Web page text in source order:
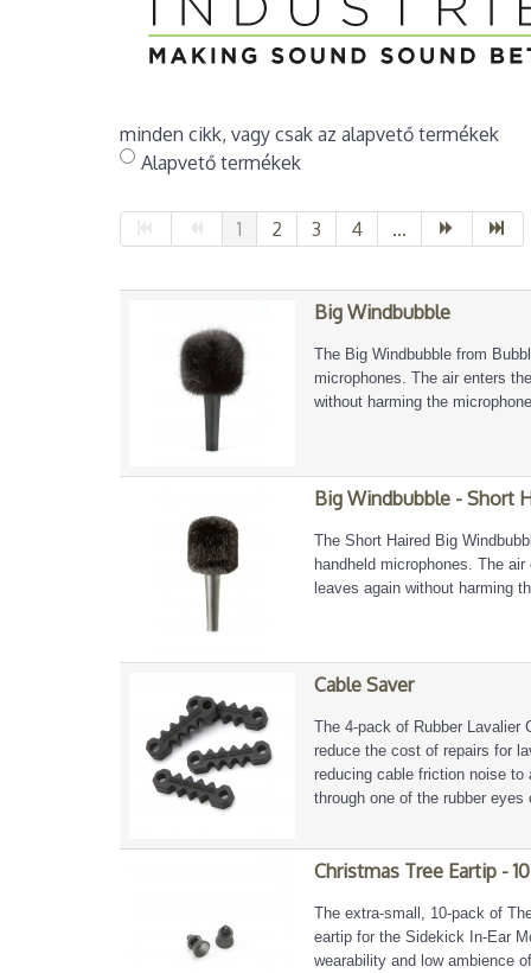
minden cikk, vagy csak az alapvető termékek
Alapvető termékek
1 2 3 4 ...
Big Windbubble
The Big Windbubble from
microphones. The air enters
without harming the
Big Windbubble - Short
The Short Haired Big
handheld microphones. The
leaves again without harming
Cable Saver
The 4-pack of Rubber Lavalier
reduce the cost of repairs for
reducing cable friction noise
through one of the rubber eyes
Christmas Tree Eartip -
The extra-small, 10-pack of
eartip for the Sidekick In-Ear
wearability and low ambience